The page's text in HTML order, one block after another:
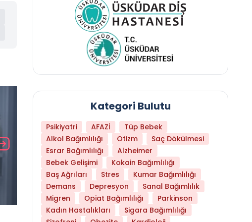
Hangi Yaşta Hangi Testi Yaptırmanız
Kategori Bulutu
Psikiyatri AFAZİ
Tüp Bebek
Alkol Bağımlılığı
Otizm
Saç Dökülmesi
Esrar Bağımlılığı
Alzheimer
Bebek Gelişimi
Kokain Bağımlılığı
Baş Ağrıları
Stres
Kumar Bağımlılığı
Demans
Depresyon
Sanal Bağımlılık
Migren
Opiat Bağımlılığı
Parkinson
Kadın Hastalıkları
Sigara Bağımlılığı